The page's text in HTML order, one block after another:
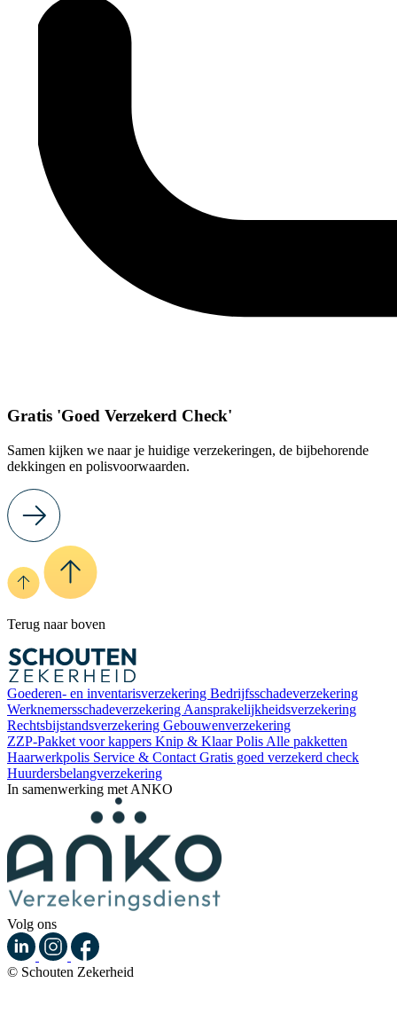
Gratis 'Goed Verzekerd Check'
Samen kijken we naar je huidige verzekeringen, de bijbehorende
dekkingen en polisvoorwaarden.
Terug naar boven
Goederen- en inventarisverzekering Bedrijfsschadeverzekering
Werknemersschadeverzekering Aansprakelijkheidsverzekering
Rechtsbijstandsverzekering Gebouwenverzekering
ZZP-Pakket voor kappers Knip & Klaar Polis Alle pakketten
Haarwerkpolis Service & Contact Gratis goed verzekerd check
Huurdersbelangverzekering
In samenwerking met ANKO
Volg ons
© Schouten Zekerheid